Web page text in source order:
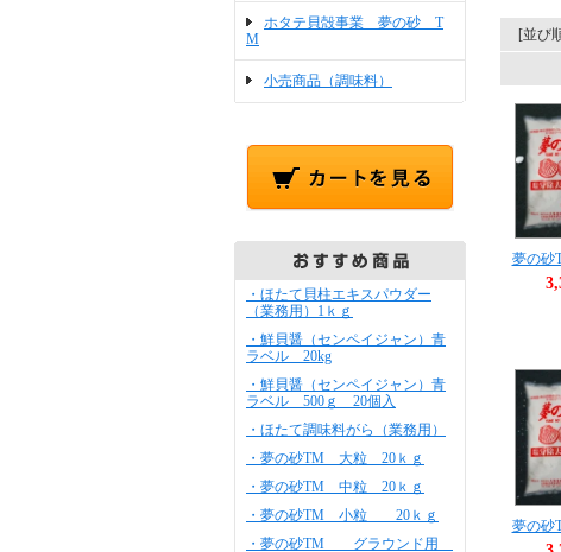
ホタテ貝殻事業 夢の砂 T
M
小売商品（調味料）
・ほたて貝柱エキスパウダー
（業務用）1ｋｇ
・鮮貝醤（センペイジャン）青
ラベル 20kg
・鮮貝醤（センペイジャン）青
ラベル 500ｇ 20個入
・ほたて調味料がら（業務用）
・夢の砂TM 大粒 20ｋｇ
・夢の砂TM 中粒 20ｋｇ
・夢の砂TM 小粒 20ｋｇ
・夢の砂TM グラウンド用
[並び
夢の
夢の